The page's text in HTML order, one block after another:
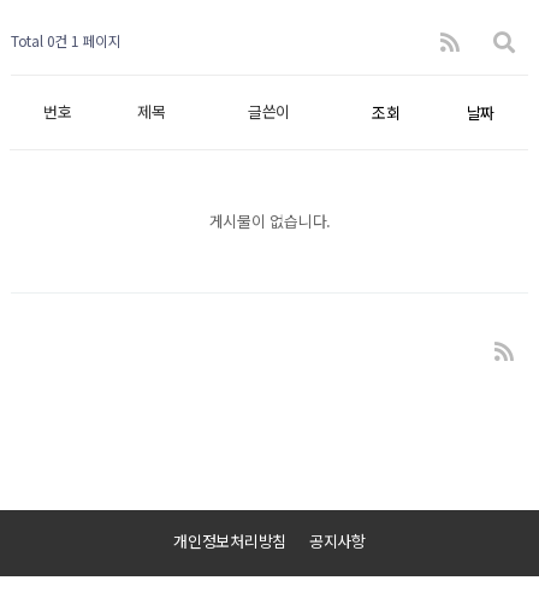
Total 0건 1 페이지
번호 제목 글쓴이 조회 날짜
게시물이 없습니다.
개인정보처리방침 공지사항